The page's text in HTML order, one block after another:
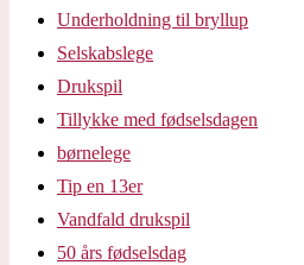
Underholdning til bryllup
Selskabslege
Drukspil
Tillykke med fødselsdagen
børnelege
Tip en 13er
Vandfald drukspil
50 års fødselsdag